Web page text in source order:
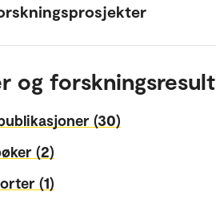
og
(30)
(2)
(1)